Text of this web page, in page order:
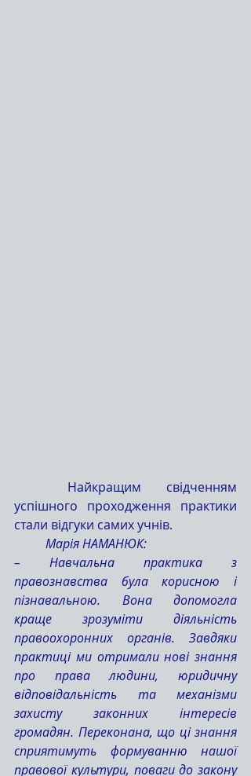
успішного проходження практики
стали відгуки самих учнів.
	Марія НАМАНЮК:
– Навчальна практика з
правознавства була корисною і
пізнавальною. Вона допомогла
краще зрозуміти діяльність
правоохоронних органів. Завдяки
практиці ми отримали нові знання
про права людини, юридичну
відповідальність та механізми
захисту законних інтересів
громадян. Переконана, що ці знання
сприятимуть формуванню нашої
правової культури, поваги до закону